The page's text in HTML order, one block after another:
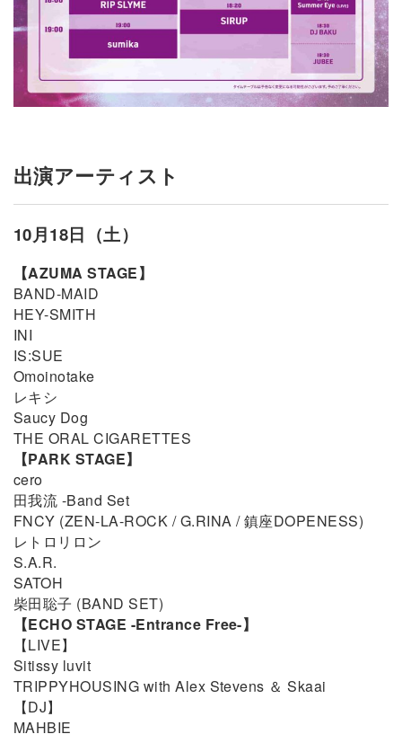
出演アーティスト
10月18日（土）
【AZUMA STAGE】
BAND-MAID
HEY-SMITH
INI
IS:SUE
Omoinotake
レキシ
Saucy Dog
THE ORAL CIGARETTES
【PARK STAGE】
cero
田我流 -Band Set
FNCY (ZEN-LA-ROCK / G.RINA / 鎮座DOPENESS)
レトロリロン
S.A.R.
SATOH
柴田聡子 (BAND SET)
【ECHO STAGE -Entrance Free-】
【LIVE】
Sitissy luvit
TRIPPYHOUSING with Alex Stevens ＆ Skaai
【DJ】
MAHBIE